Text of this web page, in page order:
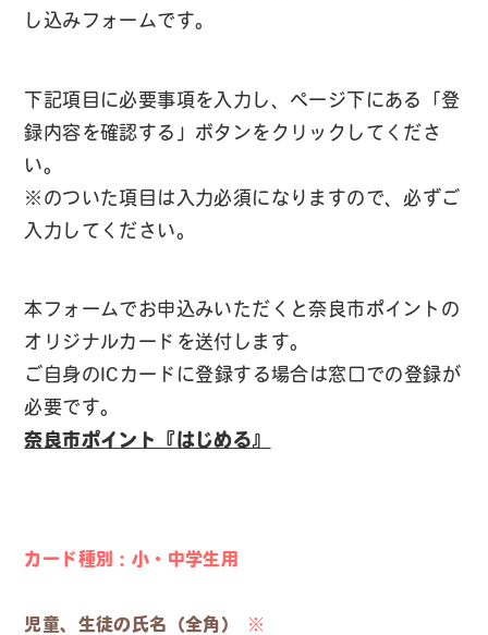
し込みフォームです。
下記項目に必要事項を入力し、ページ下にある「登
録内容を確認する」ボタンをクリックしてくださ
い。
※ のついた項目は入力必須になりますので、必ずご
入力してください。
本フォームでお申込みいただくと奈良市ポイントの
オリジナルカードを送付します。
ご自身のICカードに登録する場合は窓口での登録が
必要です。
奈良市ポイント『はじめる』
カード種別：小・中学生用
児童、生徒の氏名（全角） ※